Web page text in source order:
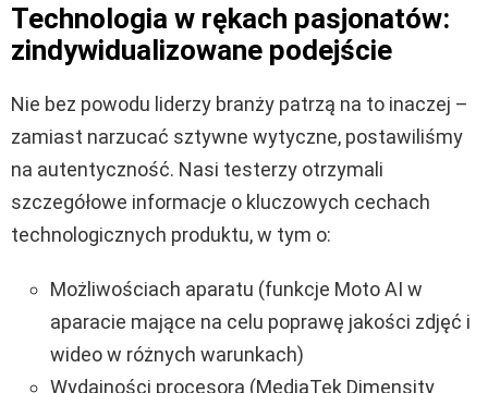
Technologia w rękach pasjonatów:
zindywidualizowane podejście
Nie bez powodu liderzy branży patrzą na to inaczej –
zamiast narzucać sztywne wytyczne, postawiliśmy
na autentyczność. Nasi testerzy otrzymali
szczegółowe informacje o kluczowych cechach
technologicznych produktu, w tym o:
Możliwościach aparatu (funkcje Moto AI w
aparacie mające na celu poprawę jakości zdjęć i
wideo w różnych warunkach)
Wydajności procesora (MediaTek Dimensity